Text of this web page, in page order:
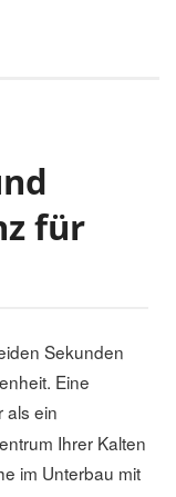
für
Sekunden
Eine
als ein
Ihrer Kalten
im Unterbau mit